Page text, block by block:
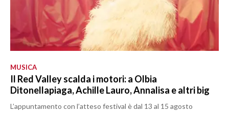
MUSICA
Il Red Valley scalda i motori: a Olbia
Ditonellapiaga, Achille Lauro, Annalisa e altri big
L’appuntamento con l’atteso festival è dal 13 al 15 agosto